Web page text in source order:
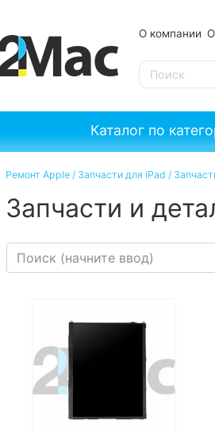
О компании
SE
Каталог по
Ремонт Apple / Запчасти для iPad /
Запчасти и